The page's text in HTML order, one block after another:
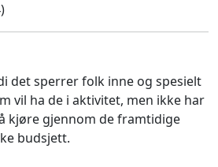
det sperrer folk inne og spesielt
vil ha de i aktivitet, men ikke har
kjøre gjennom de framtidige
budsjett.